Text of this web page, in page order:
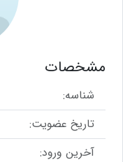
مشخصات
شناسه:
تاریخ عضویت:
آخرین ورود: